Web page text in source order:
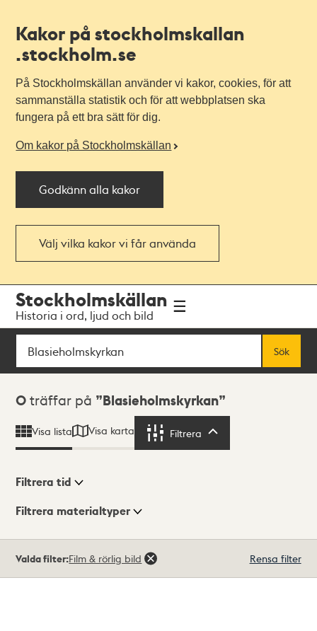
Kakor på stockholmskallan
.stockholm.se
På Stockholmskällan använder vi kakor, cookies, för att
sammanställa statistik och för att webbplatsen ska
fungera på ett bra sätt för dig.
Om kakor på Stockholmskällan
Godkänn alla kakor
Välj vilka kakor vi får använda
navigationen
huvudinnehållet
Stockholmskällan
Historia i ord, ljud och bild
Sök
Sök
Sökresultat
0 träffar på Blasieholmskyrkan
Visa lista Visa karta Filtrera
Visningsläge
Filtrera tid
Filtrera materialtyper
träffar
Valda filter:Film & rörlig bild Rensa filter